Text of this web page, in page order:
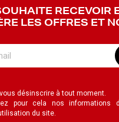
RECEVOIR
LES OFFRES ET
désinscrire à tout moment.
pour cela nos informations
du site.